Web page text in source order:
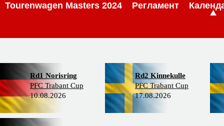
Tourenwagen Masters 2024 Регламент
Rd1 Norisring
PFC Trabant Cup
10.08.2026
Rd2 Kinnekulle
PFC Trabant Cup
17.08.2026